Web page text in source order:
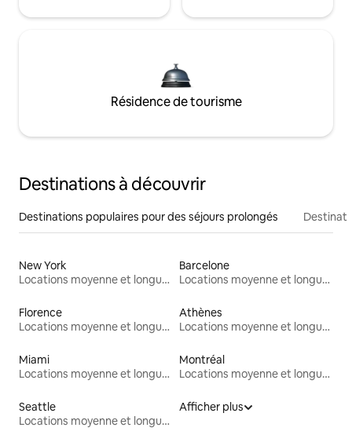
Résidence de tourisme
Destinations à découvrir
Destinations populaires pour des séjours prolongés
New York
Locations moyenne et longue durée
Barcelone
Locations moyenne et longue durée
Florence
Locations moyenne et longue durée
Athènes
Locations moyenne et longue durée
Miami
Locations moyenne et longue durée
Montréal
Locations moyenne et longue durée
Seattle
Locations moyenne et longue durée
Afficher plus